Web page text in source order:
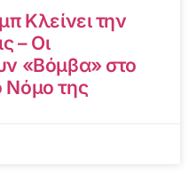
Κλείνει την
– Οι
«Βόμβα» στο
Νόμο της